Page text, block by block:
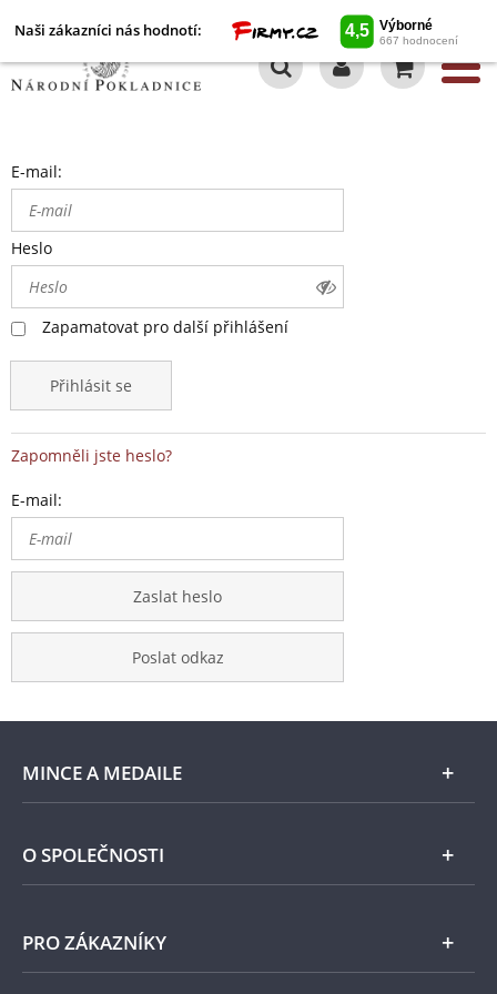
Naši zákazníci nás hodnotí:
E-mail:
Heslo
Zapamatovat pro další přihlášení
Přihlásit se
Zapomněli jste heslo?
E-mail:
Zaslat heslo
Poslat odkaz
MINCE A MEDAILE
E-shop
Stříbro
O SPOLEČNOSTI
Národní Pokladnice
PRO ZÁKAZNÍKY